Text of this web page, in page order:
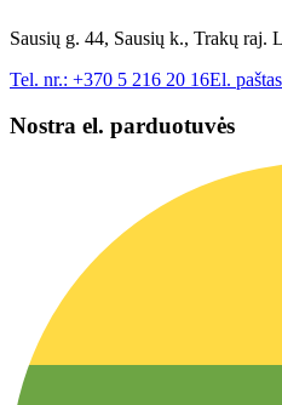
Sausių g. 44, Sausių k., Trakų raj.
Tel. nr.: +370 5 216 20 16El.
Nostra el. parduotuvės